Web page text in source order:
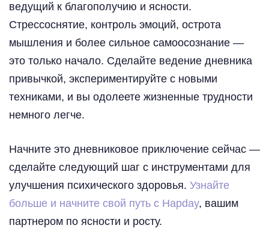
ведущий к благополучию и ясности.
Стрессоснятие, контроль эмоций, острота
мышления и более сильное самоосознание —
это только начало. Сделайте ведение дневника
привычкой, экспериментируйте с новыми
техниками, и вы одолеете жизненные трудности
немного легче.
Начните это дневниковое приключение сейчас —
сделайте следующий шаг с инструментами для
улучшения психического здоровья. Узнайте
больше и начните свой путь с Hapday, вашим
партнером по ясности и росту.